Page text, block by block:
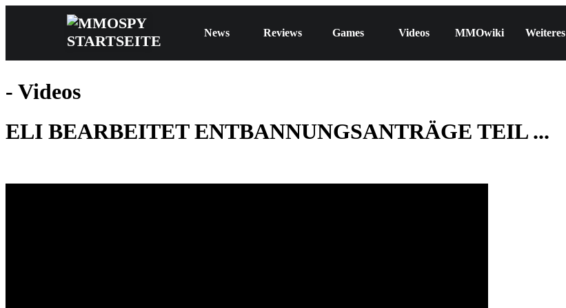
News Reviews Games Videos MMOwiki Weiteres
- Videos
ELI BEARBEITET ENTBANNUNGSANTRÄGE TEIL ...